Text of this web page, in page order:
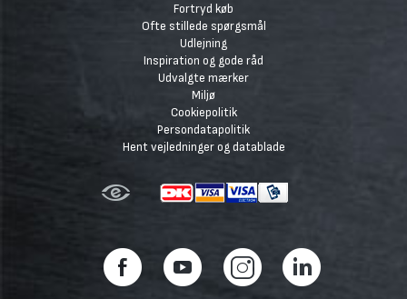
Fortryd køb
Ofte stillede spørgsmål
Udlejning
Inspiration og gode råd
Udvalgte mærker
Miljø
Cookiepolitik
Persondatapolitik
Hent vejledninger og datablade